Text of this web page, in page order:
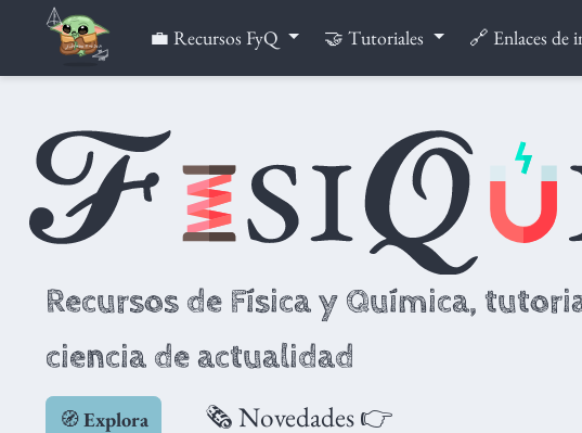
💼 Recursos FyQ 🤝 Tutoriales 🔗 Enlaces de
Recursos de Física y Química,
ciencia de actualidad
🧭Explora 🗞️ Novedades 👉